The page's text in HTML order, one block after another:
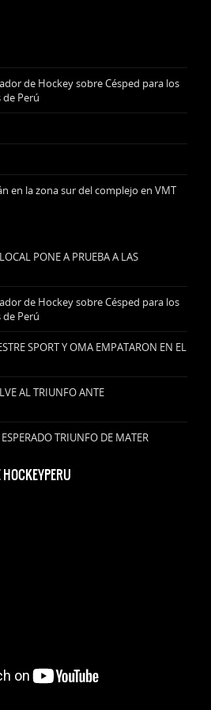
de Hockey sobre Césped para los
de Perú
en la zona sur del complejo en VMT
PONE A PRUEBA A LAS
de Hockey sobre Césped para los
de Perú
SPORT Y OMA EMPATARON EN EL
AL TRIUNFO ANTE
TRIUNFO DE MATER